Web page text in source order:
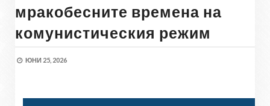
мракобесните времена на
комунистическия режим
ЮНИ 25, 2026